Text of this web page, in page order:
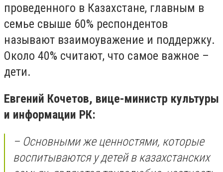
проведенного в Казахстане, главным в
семье свыше 60% респондентов
называют взаимоуважение и поддержку.
Около 40% считают, что самое важное –
дети.
Евгений Кочетов, вице-министр культуры
и информации РК:
– Основными же ценностями, которые
воспитываются у детей в казахстанских